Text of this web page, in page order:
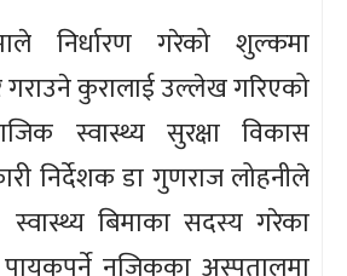
निर्धारण गरेको शुल्कमा
गराउने कुरालाई उल्लेख गरिएको
स्वास्थ्य सुरक्षा विकास
निर्देशक डा गुणराज लोहनीले
स्वास्थ्य बिमाका सदस्य गरेका